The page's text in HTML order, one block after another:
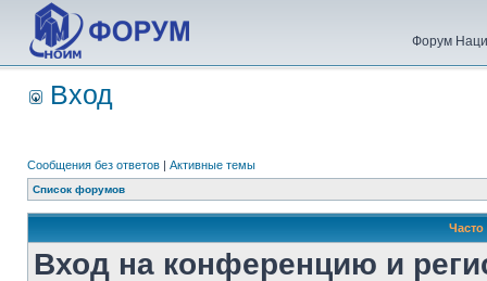
Форум
Вход
Сообщения без ответов | Активные темы
Список форумов
Вход на конференцию и